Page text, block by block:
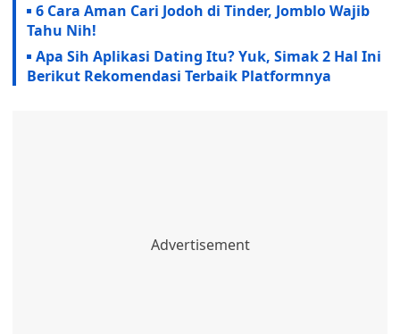
6 Cara Aman Cari Jodoh di Tinder, Jomblo Wajib
Tahu Nih!
Apa Sih Aplikasi Dating Itu? Yuk, Simak 2 Hal Ini
Berikut Rekomendasi Terbaik Platformnya